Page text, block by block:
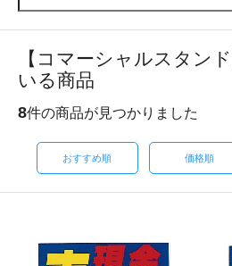
【コマーシャルスタン
いる商品
8件の商品が見つかりました
おすすめ順 価格順